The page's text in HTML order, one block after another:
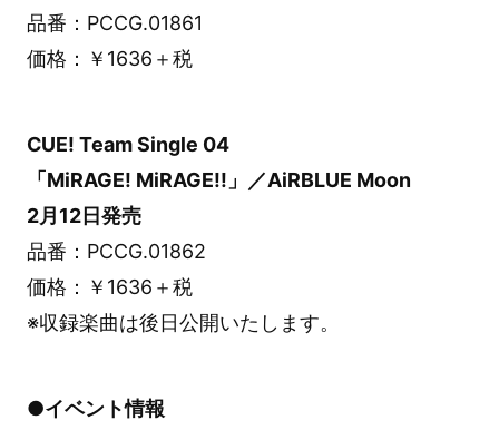
品番：PCCG.01861
価格：￥1636＋税
CUE! Team Single 04
「MiRAGE! MiRAGE!!」／AiRBLUE Moon
2月12日発売
品番：PCCG.01862
価格：￥1636＋税
※収録楽曲は後日公開いたします。
●イベント情報